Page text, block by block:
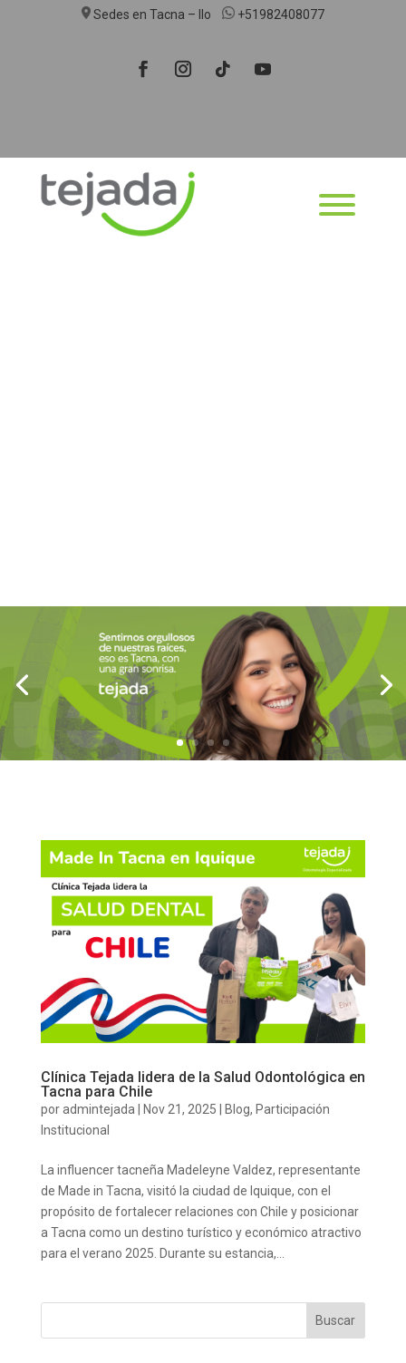
Sedes en Tacna – Ilo +51982408077
Clínica Tejada lidera de la Salud Odontológica en
Tacna para Chile
poradmintejada| Nov 21, 2025 Blog, Participación
Institucional
La influencer tacneña Madeleyne Valdez, representante
de Made in Tacna, visitó la ciudad de Iquique, con el
propósito de fortalecer relaciones con Chile y posicionar
a Tacna como un destino turístico y económico atractivo
para el verano 2025. Durante su estancia,...
Buscar